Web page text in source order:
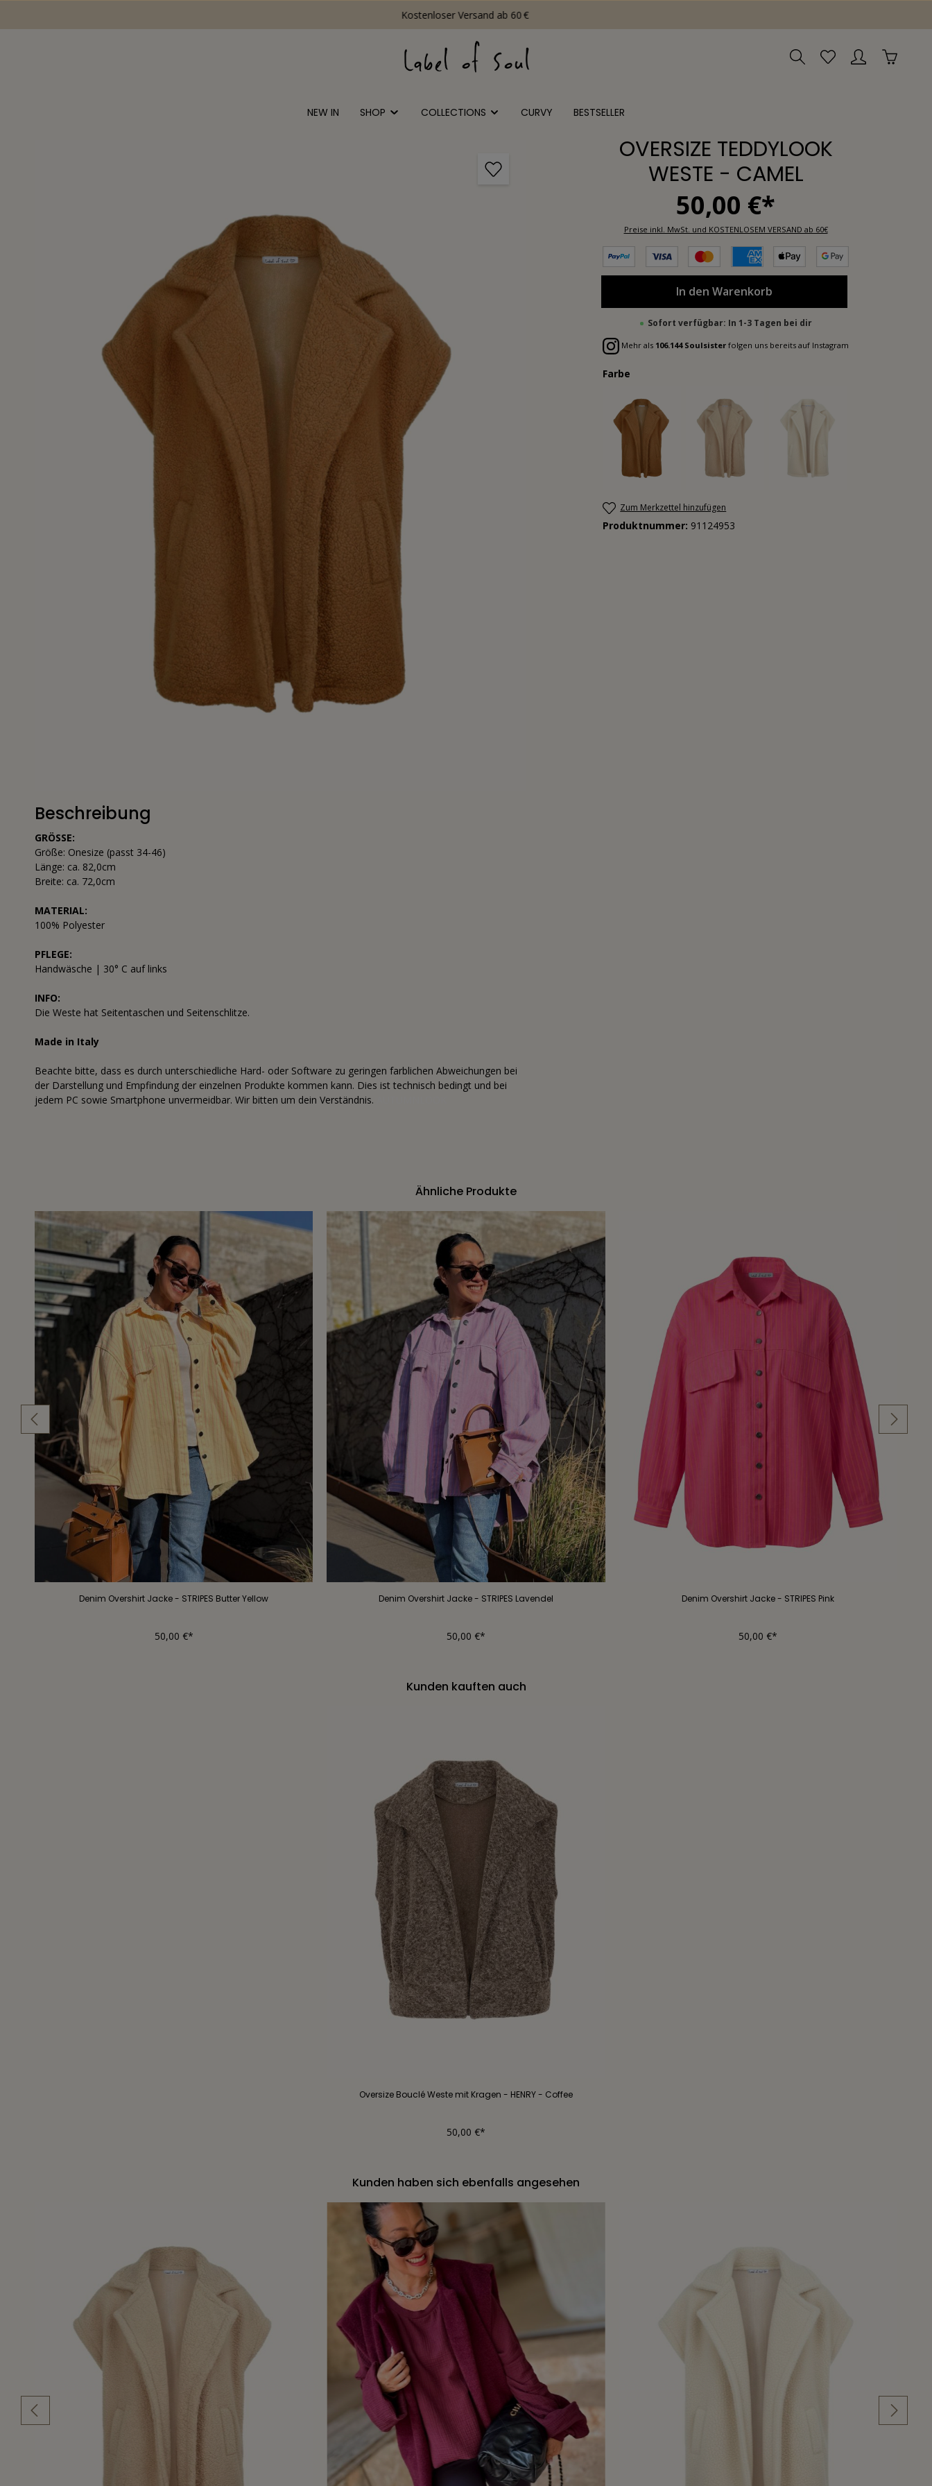
Kostenloser Versand ab 60 €
NEW IN SHOP COLLECTIONS CURVY BESTSELLER
OVERSIZE TEDDYLOOK
WESTE - CAMEL
50,00 €*
Preise inkl. MwSt. und KOSTENLOSEM VERSAND ab 60€
In den Warenkorb
Sofort verfügbar: In 1-3 Tagen bei dir
Mehr als 106.144 Soulsister folgen uns bereits auf Instagram
Farbe
Zum Merkzettel hinzufügen
Produktnummer: 91124953
Beschreibung
GRÖSSE:
Größe: Onesize (passt 34-46)
Länge: ca. 82,0cm
Breite: ca. 72,0cm
MATERIAL:
100% Polyester
PFLEGE:
Handwäsche | 30° C auf links
INFO:
Die Weste hat Seitentaschen und Seitenschlitze.
Made in Italy
Beachte bitte, dass es durch unterschiedliche Hard- oder Software zu geringen farblichen Abweichungen bei
der Darstellung und Empfindung der einzelnen Produkte kommen kann. Dies ist technisch bedingt und bei
jedem PC sowie Smartphone unvermeidbar. Wir bitten um dein Verständnis.
Ähnliche Produkte
Denim Overshirt Jacke - STRIPES Butter Yellow
50,00 €*
Denim Overshirt Jacke - STRIPES Lavendel
50,00 €*
Denim Overshirt Jacke - STRIPES Pink
50,00 €*
Kunden kauften auch
Oversize Bouclé Weste mit Kragen - HENRY - Coffee
50,00 €*
Kunden haben sich ebenfalls angesehen